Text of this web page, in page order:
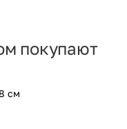
покупают
см